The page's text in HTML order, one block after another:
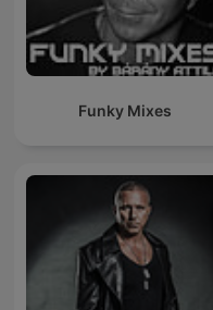
Funky Mixes